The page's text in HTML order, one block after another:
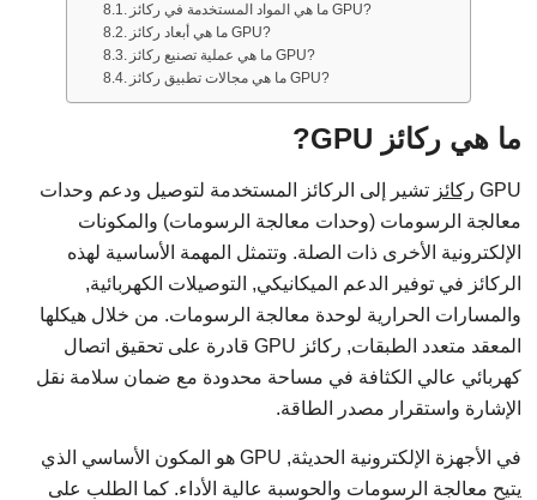
ما هي المواد المستخدمة في ركائز GPU?
ما هي أبعاد ركائز GPU?
ما هي عملية تصنيع ركائز GPU?
ما هي مجالات تطبيق ركائز GPU?
ما هي ركائز GPU?
GPU ركائز تشير إلى الركائز المستخدمة لتوصيل ودعم وحدات
معالجة الرسومات (وحدات معالجة الرسومات) والمكونات
الإلكترونية الأخرى ذات الصلة. وتتمثل المهمة الأساسية لهذه
الركائز في توفير الدعم الميكانيكي, التوصيلات الكهربائية,
والمسارات الحرارية لوحدة معالجة الرسومات. من خلال هيكلها
المعقد متعدد الطبقات, ركائز GPU قادرة على تحقيق اتصال
كهربائي عالي الكثافة في مساحة محدودة مع ضمان سلامة نقل
الإشارة واستقرار مصدر الطاقة.
في الأجهزة الإلكترونية الحديثة, GPU هو المكون الأساسي الذي
يتيح معالجة الرسومات والحوسبة عالية الأداء. كما الطلب على